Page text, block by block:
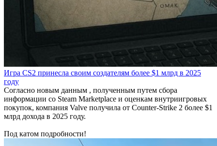
Игра CS2 принесла своим создателям более $1 млрд в 2025
году
Согласно новым данным , полученным путем сбора
информации со Steam Marketplace и оценкам внутриигровых
покупок, компания Valve получила от Counter-Strike 2 более $1
млрд дохода в 2025 году.
Под катом подробности!